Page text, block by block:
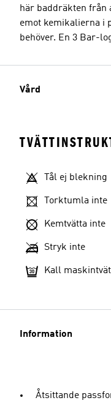
här baddräkten från
emot kemikalierna i
behöver. En 3 Bar-
Vård
Tål ej blekning
Torktumla inte
Kemtvätta inte
Stryk inte
Kall
Information
Åtsittande